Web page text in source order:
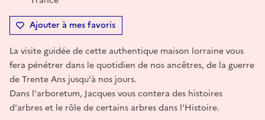
Ajouter à mes favoris
La visite guidée de cette authentique maison lorraine vous
fera pénétrer dans le quotidien de nos ancêtres, de la guerre
de Trente Ans jusqu'à nos jours.
Dans l'arboretum, Jacques vous contera des histoires
d'arbres et le rôle de certains arbres dans l'Histoire.